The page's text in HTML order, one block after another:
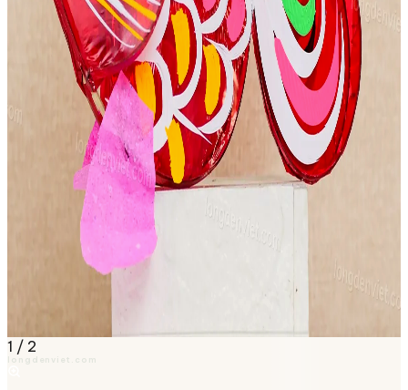
1 / 2
longdenviet.com